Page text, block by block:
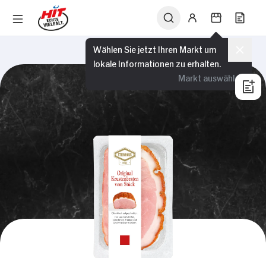
Wählen Sie jetzt Ihren Markt um
lokale Informationen zu erhalten.
Markt auswählen